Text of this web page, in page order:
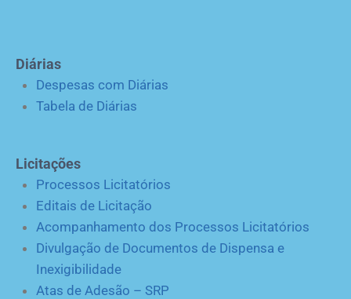
Diárias
Despesas com Diárias
Tabela de Diárias
Licitações
Processos Licitatórios
Editais de Licitação
Acompanhamento dos Processos Licitatórios
Divulgação de Documentos de Dispensa e
Inexigibilidade
Atas de Adesão – SRP